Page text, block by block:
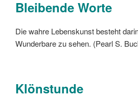
Bleibende Worte
Die wahre Lebenskunst besteht
Wunderbare zu sehen. (Pearl S.
Klönstunde